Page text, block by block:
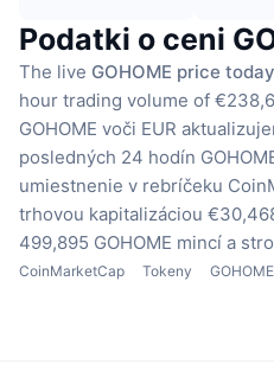
Podatki o ceni
The live GOHOME price today
hour trading volume of
GOHOME voči EUR
posledných 24 hodín
umiestnenie v rebríčeku
trhovou kapitalizáciou
499,895 GOHOME mincí a
CoinMarketCap Tokeny GOHOME